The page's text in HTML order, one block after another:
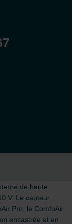
de haute
V. Le capteur
Pro, le ComfoAir
encastrée et en